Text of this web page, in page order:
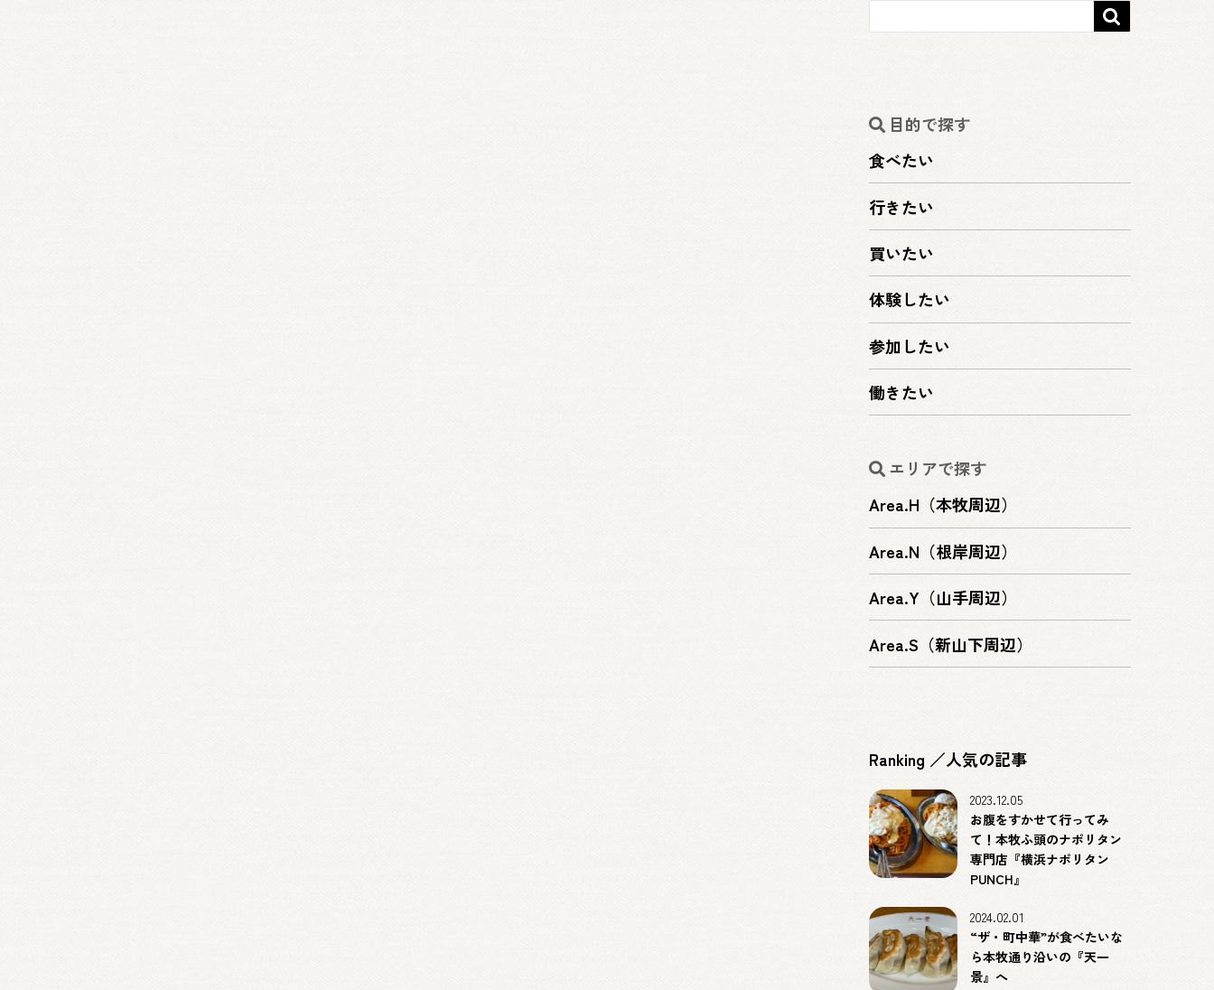

目的で探す
食べたい
行きたい
買いたい
体験したい
参加したい
働きたい
エリアで探す
Area.H（本牧周辺）
Area.N（根岸周辺）
Area.Y（山手周辺）
Area.S（新山下周辺）
Ranking ／人気の記事
お腹をすかせて行ってみ
て！本牧ふ頭のナポリタン
専門店『横浜ナポリタン
PUNCH』
2023.12.05
“ザ・町中華”が食べたいな
ら本牧通り沿いの『天一
景』へ
2024.02.01